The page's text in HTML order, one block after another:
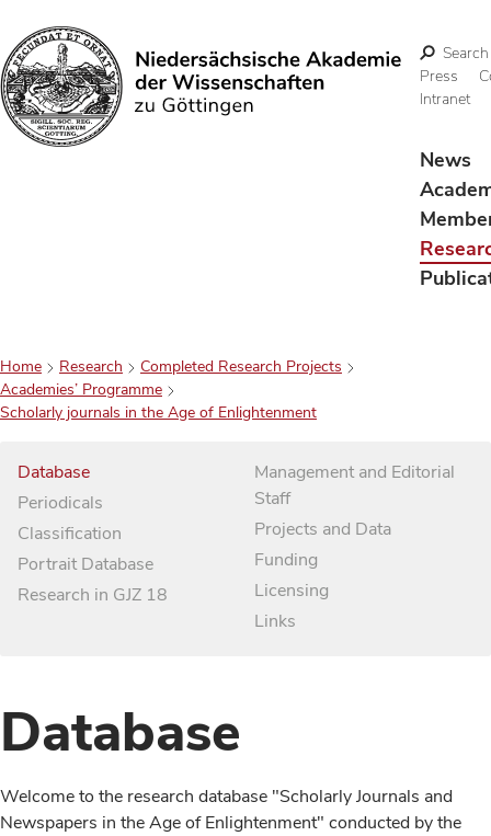
Search
Search
Press
Intranet
News
Home Research
Completed Research Projects
Academies’ Programme
Scholarly journals in the Age of Enlightenment
Database
Periodicals
Classification
Portrait Database
Research in GJZ 18
Management and Editorial
Staff
Projects and Data
Funding
Licensing
Links
Database
Welcome to the research database "Scholarly Journals and
Newspapers in the Age of Enlightenment" conducted by the